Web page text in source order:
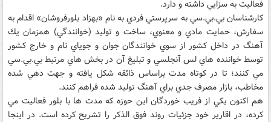
فعاليت به سزايي داشته و دارد.
كارشناسان بي.بي.سي به سرپرستي فردي به نام «بهزاد بلورفروشان» اقدام به
سفارش، حمايت مادي و معنوي، ساخت و توليد (خوانندگي) همزمان يك
آهنگ در داخل كشور از سوي خوانندگان جوان و جوياي نام و خارج كشور
توسط خواننده هاي لس آنجلسي و تبليغ آن در بخش هاي مرتبط بي.بي.سي
مي كنند؛ تا در كوتاه مدت براساس ذائقه شكل يافته و جهت دهي شده
مخاطب، بازار مصرف جدي براي آهنگ توليد شده فراهم كنند.
هم اكنون يكي از فريب خوردگان اين حوزه كه مدت ها با بلور فعاليت مي
كرده، در اقارير خود جزئيات روند فوق الذكر را تشريح كرده است. در اينجا